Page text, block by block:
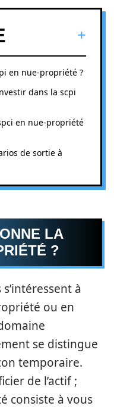
en nue-propriété ?
dans la scpi
en nue-propriété
de sortie à
LA
?
à
ou en
se distingue
temporaire.
de l’actif ;
consiste à vous